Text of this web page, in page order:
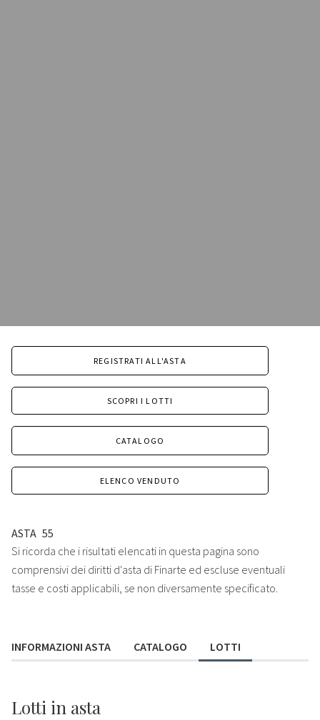
REGISTRATI ALL'ASTA
SCOPRI I LOTTI
CATALOGO
ELENCO VENDUTO
ASTA 55
Si ricorda che i risultati elencati in questa pagina sono
comprensivi dei diritti d'asta di Finarte ed escluse eventuali
tasse e costi applicabili, se non diversamente specificato.
INFORMAZIONI ASTA CATALOGO LOTTI
Lotti in asta